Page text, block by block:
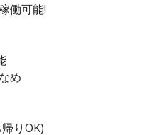
働可能!
め
りOK)